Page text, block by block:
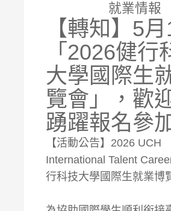
就業情報
【轉知】5
「2026健行
大學國際生
覽會」，歡
踴躍報名參
【活動公告】2026 UCH
International Talent
行科技大學國際生就業博